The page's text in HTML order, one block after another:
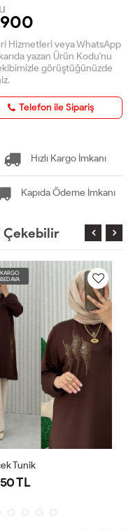
Hizmetleri veya WhatsApp
yazan Ürün Kodu'nu
görüştüğünüzde
Telefon ile Sipariş
Hızlı Kargo İmkanı
Kapıda Ödeme İmkanı
Çekebilir
KARGO
BEDAVA
Tunik
TL